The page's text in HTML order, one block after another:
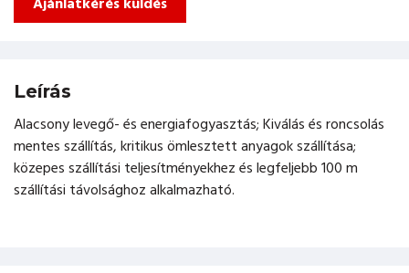
Leírás
Alacsony levegő- és energiafogyasztás; Kiválás és roncsolás
mentes szállítás, kritikus ömlesztett anyagok szállítása;
közepes szállítási teljesítményekhez és legfeljebb 100 m
szállítási távolsághoz alkalmazható.